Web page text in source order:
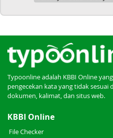
Typoonline adalah KBBI Online
pengecekan kata yang tidak sesuai
dokumen, kalimat, dan situs web.
KBBI Online
File Checker